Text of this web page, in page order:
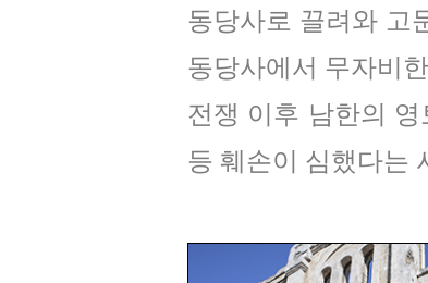
동당사로 끌려와 고
동당사에서 무자비
전쟁 이후 남한의
등 훼손이 심했다는